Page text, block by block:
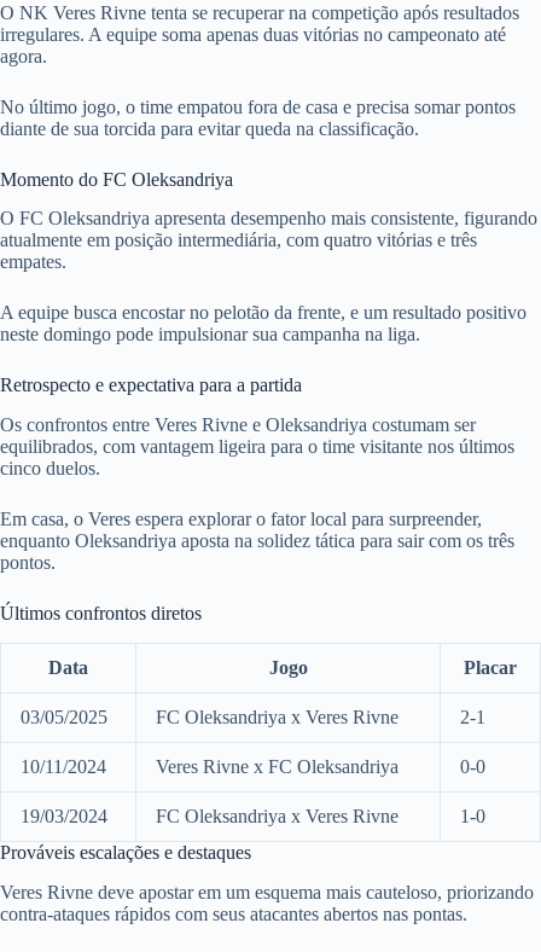
O NK Veres Rivne tenta se recuperar na competição após resultados
irregulares. A equipe soma apenas duas vitórias no campeonato até
agora.
No último jogo, o time empatou fora de casa e precisa somar pontos
diante de sua torcida para evitar queda na classificação.
Momento do FC Oleksandriya
O FC Oleksandriya apresenta desempenho mais consistente, figurando
atualmente em posição intermediária, com quatro vitórias e três
empates.
A equipe busca encostar no pelotão da frente, e um resultado positivo
neste domingo pode impulsionar sua campanha na liga.
Retrospecto e expectativa para a partida
Os confrontos entre Veres Rivne e Oleksandriya costumam ser
equilibrados, com vantagem ligeira para o time visitante nos últimos
cinco duelos.
Em casa, o Veres espera explorar o fator local para surpreender,
enquanto Oleksandriya aposta na solidez tática para sair com os três
pontos.
Últimos confrontos diretos
Data Jogo Placar
03/05/2025 FC Oleksandriya x Veres Rivne 2-1
10/11/2024 Veres Rivne x FC Oleksandriya 0-0
19/03/2024 FC Oleksandriya x Veres Rivne
1-0
Prováveis escalações e destaques
Veres Rivne deve apostar em um esquema mais cauteloso, priorizando
contra-ataques rápidos com seus atacantes abertos nas pontas.